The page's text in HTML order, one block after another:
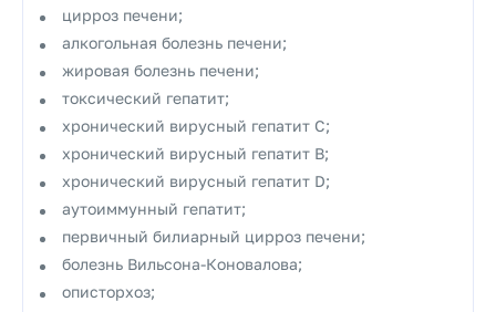
цирроз печени;
алкогольная болезнь печени;
жировая болезнь печени;
токсический гепатит;
хронический вирусный гепатит С;
хронический вирусный гепатит В;
хронический вирусный гепатит D;
аутоиммунный гепатит;
первичный билиарный цирроз печени;
болезнь Вильсона-Коновалова;
описторхоз;